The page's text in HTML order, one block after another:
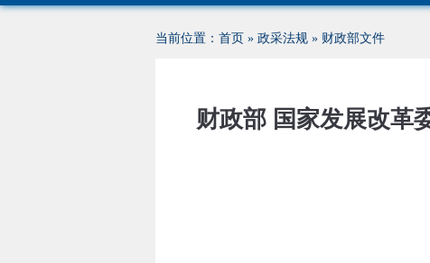
当前位置： 首页 » 政采法规 » 财政部文件
财政部 国家发展改革